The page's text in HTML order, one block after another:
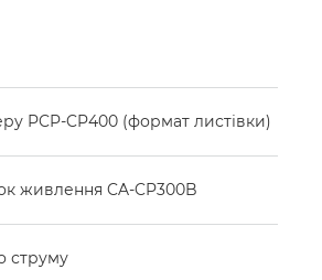
PCP-CP400 (формат листівки)
живлення CA-CP300B
струму